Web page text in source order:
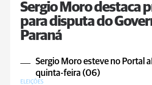
Sergio Moro destaca
para disputa do
Paraná
Sergio Moro esteve no Portal
quinta-feira (06)
ELEIÇÕES